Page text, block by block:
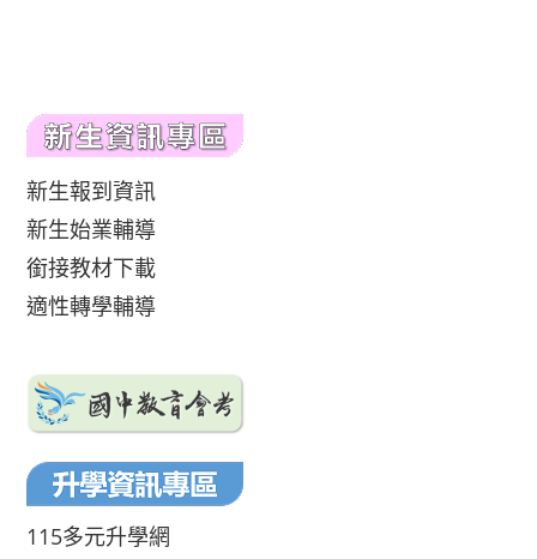
新生報到資訊
新生始業輔導
銜接教材下載
適性轉學輔導
115多元升學網